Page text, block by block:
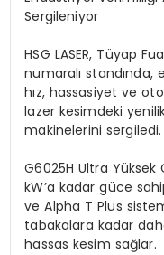
Sergileniyor
HSG LASER, Tüyap
numaralı standında,
hız, hassasiyet ve
lazer kesimdeki
makinelerini sergiledi.
G6025H Ultra
kW’a kadar güce
ve Alpha T Plus
tabakalara kadar
hassas kesim sağlar.